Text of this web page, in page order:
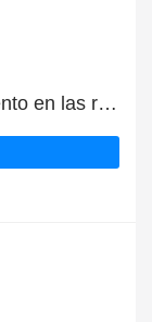
Consigue hasta un 29% de descuento en las rebajas de fin de temporada | que terminan pronto